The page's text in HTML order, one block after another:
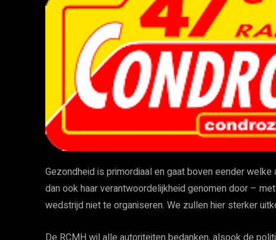
Gezondheid is primordiaal en gaat boven eender
dan ook haar verantwoordelijkheid genomen door –
wedstrijd niet te organiseren. We zullen hier sterker